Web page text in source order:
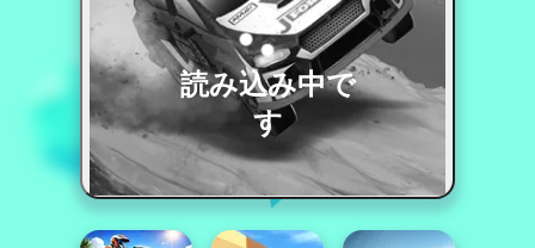
読み込み中で
す